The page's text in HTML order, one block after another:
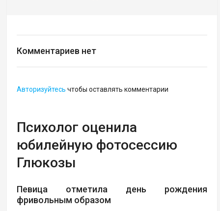
Комментариев нет
Авторизуйтесь чтобы оставлять комментарии
Психолог оценила
юбилейную фотосессию
Глюкозы
Певица отметила день рождения
фривольным образом